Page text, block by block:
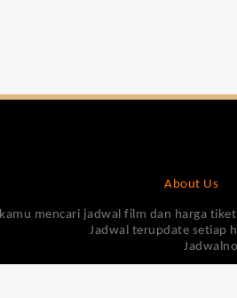
About Us
mencari jadwal film dan harga
Jadwal terupdate setiap